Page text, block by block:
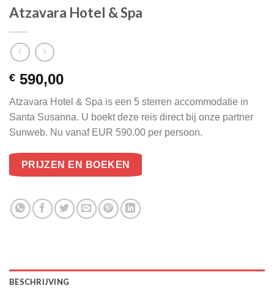
Atzavara Hotel & Spa
€ 590,00
Atzavara Hotel & Spa is een 5 sterren accommodatie in
Santa Susanna. U boekt deze reis direct bij onze partner
Sunweb. Nu vanaf EUR 590.00 per persoon.
PRIJZEN EN BOEKEN
BESCHRIJVING